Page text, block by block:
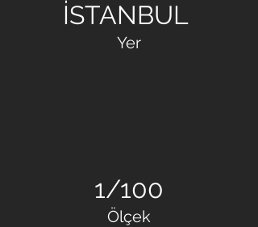
İSTANBUL
Yer
1/100
Ölçek